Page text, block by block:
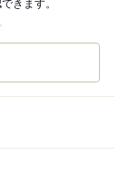
きます。